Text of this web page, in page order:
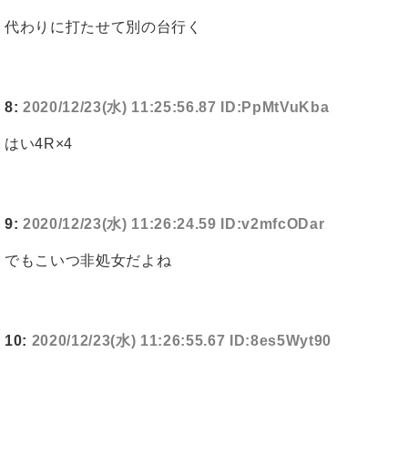
代わりに打たせて別の台行く
8: 2020/12/23(水) 11:25:56.87 ID:PpMtVuKba
はい4R×4
9: 2020/12/23(水) 11:26:24.59 ID:v2mfcODar
でもこいつ非処女だよね
10: 2020/12/23(水) 11:26:55.67 ID:8es5Wyt90